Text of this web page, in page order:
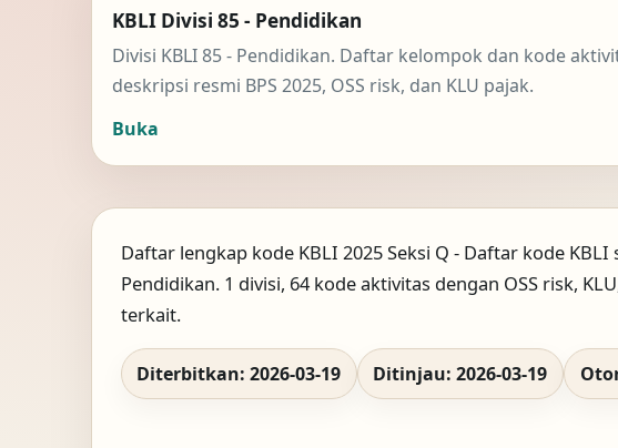
KBLI Divisi 85 - Pendidikan
Divisi KBLI 85 - Pendidikan. Daftar kelompok dan kode
deskripsi resmi BPS 2025, OSS risk, dan KLU pajak.
Buka
Daftar lengkap kode KBLI 2025 Seksi Q - Daftar kode KBLI
Pendidikan. 1 divisi, 64 kode aktivitas dengan OSS risk,
terkait.
Diterbitkan: 2026-03-19 Ditinjau: 2026-03-19